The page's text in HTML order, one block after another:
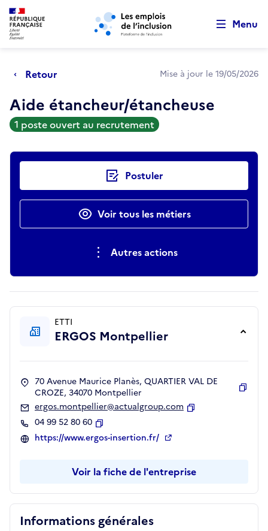
Aller au menu principal Aller au contenu principal
Menu
Retour Mise à jour le 19/05/2026
Aide étancheur/étancheuse
1 poste ouvert au recrutement
Actions rapides Postuler
Voir tous les métiers
Autres actions
Informations générales
ETTI
ERGOS Montpellier
70 Avenue Maurice Planès, QUARTIER VAL DE
CROZE, 34070 Montpellier
ergos.montpellier@actualgroup.com
04 99 52 80 60
Copier
https://www.ergos-insertion.fr/
Voir la fiche de l'entreprise
Retour au début de la page
Panneau de gestion des cookies